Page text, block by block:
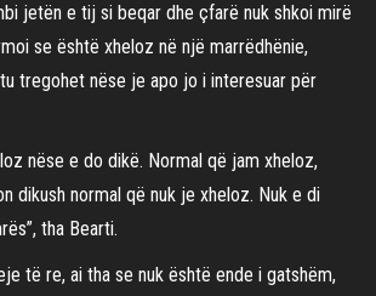
jetën e tij si beqar dhe çfarë nuk shkoi mirë
se është xheloz në një marrëdhënie,
tregohet nëse je apo jo i interesuar për
nëse e do dikë. Normal që jam xheloz,
dikush normal që nuk je xheloz. Nuk e di
tha Bearti.
të re, ai tha se nuk është ende i gatshëm,